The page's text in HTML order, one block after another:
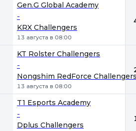
Gen.G Global Academy
-
KRX Challengers
13 августа в 08:00
KT Rolster Challengers
-
Nongshim RedForce Challengers
13 августа в 08:00
T1 Esports Academy
-
Dplus Challengers